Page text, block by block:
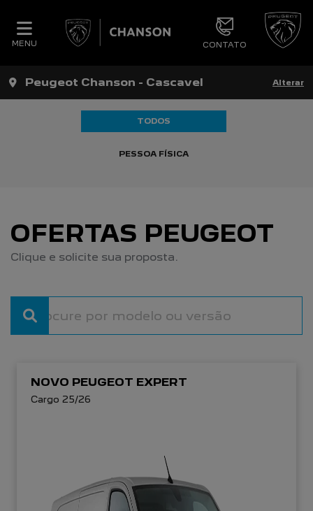
MENU CONTATO
Peugeot Chanson - Cascavel Alterar
TODOS
PESSOA FÍSICA
OFERTAS PEUGEOT
Clique e solicite sua proposta.
NOVO PEUGEOT EXPERT
Cargo 25/26